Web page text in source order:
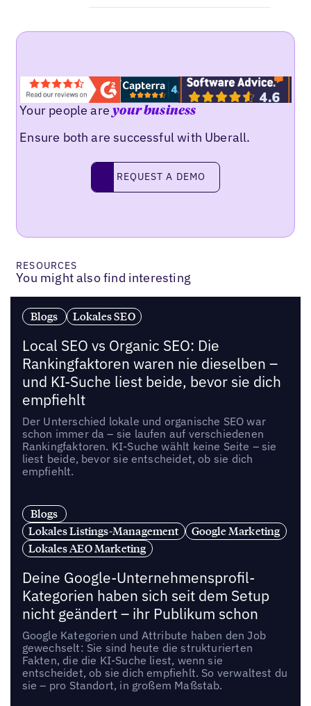
Your people areyour business
Ensure both are successful with Uberall.
Request a demo
REQUEST A DEMO
RESOURCES
You might also find interesting
Blogs Lokales SEO
Local SEO vs Organic SEO: Die
Rankingfaktoren waren nie dieselben –
und KI-Suche liest beide, bevor sie dich
empfiehlt
Der Unterschied lokale und organische SEO war
schon immer da – sie laufen auf verschiedenen
Rankingfaktoren. KI-Suche wählt keine Seite – sie
liest beide, bevor sie entscheidet, ob sie dich
empfiehlt.
Blogs
Lokales Listings-Management
Google Marketing
Lokales AEO Marketing
Deine Google-Unternehmensprofil-
Kategorien haben sich seit dem Setup
nicht geändert – ihr Publikum schon
Google Kategorien und Attribute haben den Job
gewechselt: Sie sind heute die strukturierten
Fakten, die die KI-Suche liest, wenn sie
entscheidet, ob sie dich empfiehlt. So verwaltest du
sie – pro Standort, in großem Maßstab.